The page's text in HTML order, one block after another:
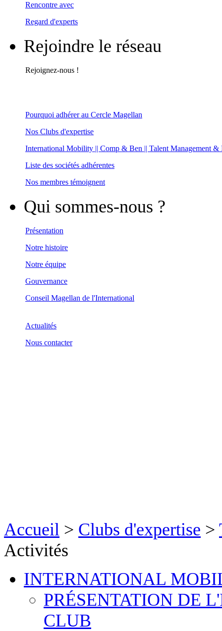
Rencontre avec
Regard d'experts
Rejoindre le réseau
Rejoignez-nous !
Pourquoi adhérer au Cercle Magellan
Nos Clubs d'expertise
International Mobility || Comp & Ben || Talent Management &
Liste des sociétés adhérentes
Nos membres témoignent
Qui sommes-nous ?
Présentation
Notre histoire
Notre équipe
Gouvernance
Conseil Magellan de l'International
Actualités
Nous contacter
Accueil > Clubs d'expertise >
Activités
INTERNATIONAL
PRÉSENTATION DE
CLUB